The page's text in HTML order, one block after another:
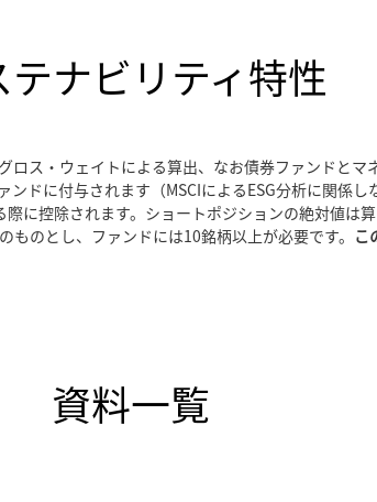
テナビリティ特性
ロス・ウェイトによる算出、なお債券ファンドと
ンドに付与されます（MSCIによるESG分析に関係
に控除されます。ショートポジションの絶対値は
のとし、ファンドには10銘柄以上が必要です。 こ
資料一覧